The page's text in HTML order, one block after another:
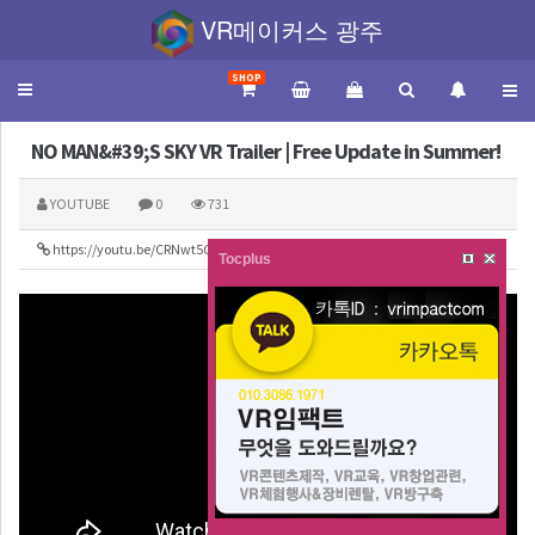
VR메이커스 광주
Toggle
SHOP
NO MAN&#39;S SKY VR Trailer | Free Update in Summer!
YOUTUBE 0 731
https://youtu.be/CRNwt5CGHF0
Tocplus